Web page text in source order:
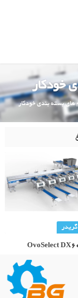
خودکار
بسته بندی خودکار
OvoSelect